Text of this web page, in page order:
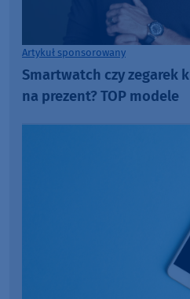
Artykuł sponsorowany
Smartwatch czy zegarek
na prezent? TOP modele